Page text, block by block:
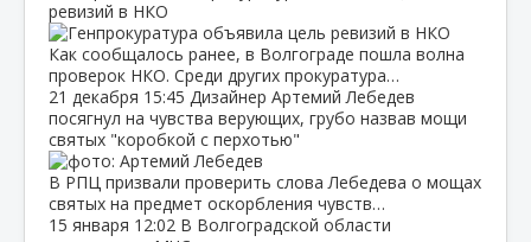
ревизий в НКО
Как сообщалось ранее, в Волгограде пошла волна
проверок НКО. Среди других прокуратура…
21 декабря 15:45 Дизайнер Артемий Лебедев
посягнул на чувства верующих, грубо назвав мощи
святых "коробкой с перхотью"
В РПЦ призвали проверить слова Лебедева о мощах
святых на предмет оскорбления чувств…
15 января 12:02 В Волгоградской области